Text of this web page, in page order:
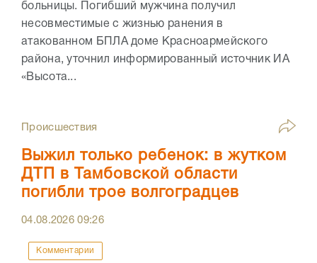
больницы. Погибший мужчина получил
несовместимые с жизнью ранения в
атакованном БПЛА доме Красноармейского
района, уточнил информированный источник ИА
«Высота...
Происшествия
Выжил только ребенок: в жутком
ДТП в Тамбовской области
погибли трое волгоградцев
04.08.202609:26
Комментарии